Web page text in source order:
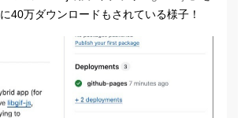
40万ダウンロードもされている様子！